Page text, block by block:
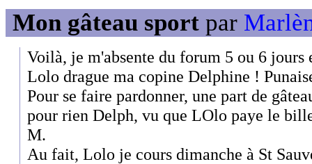
Mon gâteau sport par
Voilà, je m'absente du forum 5 ou 6 jours
Lolo drague ma copine Delphine !
Pour se faire pardonner, une part de
pour rien Delph, vu que LOlo paye le
M.
Au fait, Lolo je cours dimanche à St